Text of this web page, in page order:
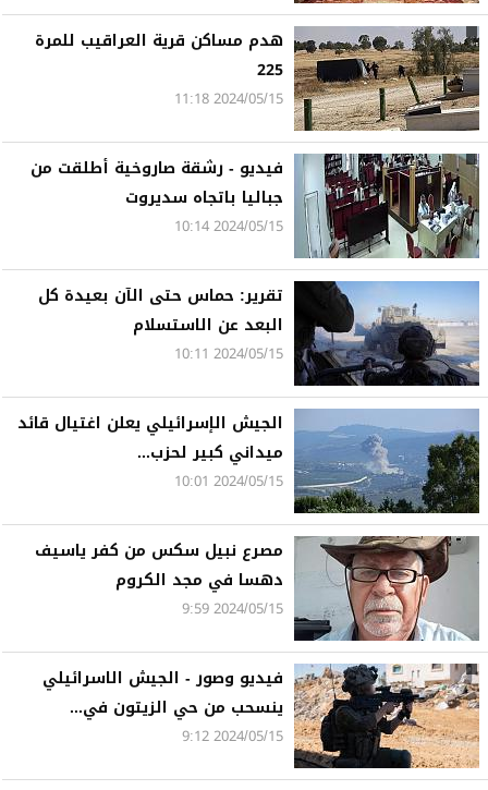
هدم مساكن قرية العراقيب للمرة
225
2024/05/15 11:18
فيديو - رشقة صاروخية أطلقت من
جباليا باتجاه سديروت
2024/05/15 10:14
تقرير: حماس حتى الآن بعيدة كل
البعد عن الاستسلام
2024/05/15 10:11
الجيش الإسرائيلي يعلن اغتيال قائد
ميداني كبير لحزب...
2024/05/15 10:01
مصرع نبيل سكس من كفر ياسيف
دهسا في مجد الكروم
2024/05/15 9:59
فيديو وصور - الجيش الاسرائيلي
ينسحب من حي الزيتون في...
2024/05/15 9:12